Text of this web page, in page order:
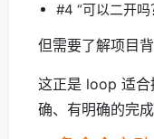
#4 “可以二开吗
但需要了解项目
这正是 loop 适合
确、有明确的完